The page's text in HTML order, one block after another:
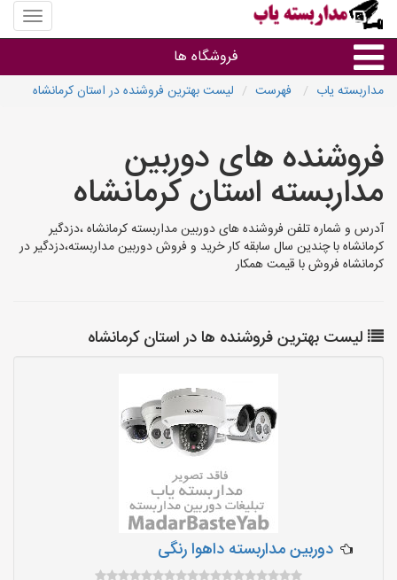
منوی
سایت
یاب
فروشگاه ها
براساس برند
فروشندگان دوربین مداربسته
مداربسته یاب فهرست لیست بهترین فروشنده در استان کرمانشاه
فروشنده های دوربین
مداربسته استان کرمانشاه
آدرس و شماره تلفن فروشنده های دوربین مداربسته کرمانشاه ،دزدگیر
کرمانشاه با چندین سال سابقه کار خرید و فروش دوربین مداربسته،دزدگیر در
کرمانشاه فروش با قیمت همکار
لیست بهترین فروشنده ها در استان کرمانشاه
دوربین مداربسته داهوا رنگی